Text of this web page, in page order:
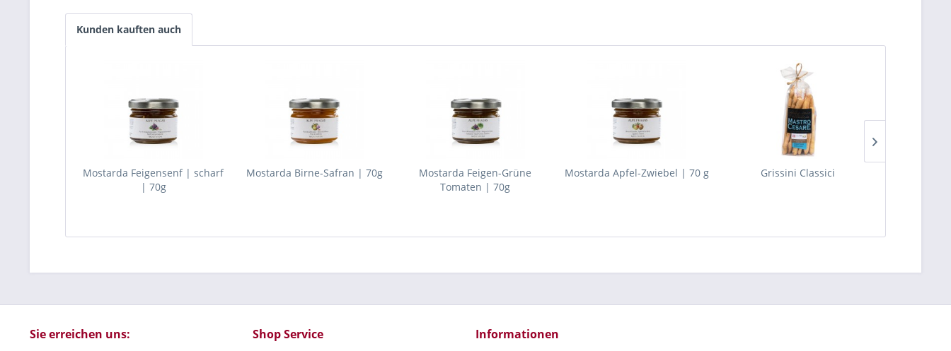
Kunden kauften auch
Mostarda Feigensenf | scharf
| 70g
Mostarda Birne-Safran | 70g
Mostarda Feigen-Grüne
Tomaten | 70g
Mostarda Apfel-Zwiebel | 70 g Grissini Classici
Sie erreichen uns: Shop Service Informationen